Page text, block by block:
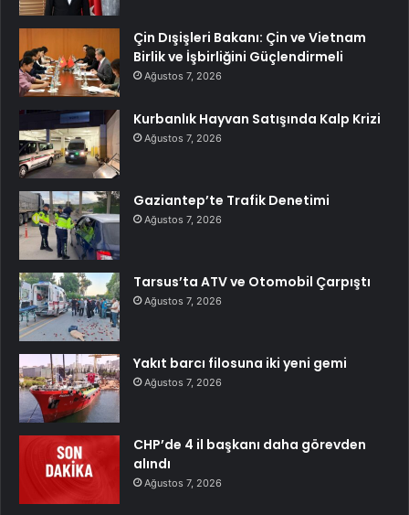
Çin Dışişleri Bakanı: Çin ve Vietnam
Birlik ve İşbirliğini Güçlendirmeli
Ağustos 7, 2026
Kurbanlık Hayvan Satışında Kalp Krizi
Ağustos 7, 2026
Gaziantep’te Trafik Denetimi
Ağustos 7, 2026
Tarsus’ta ATV ve Otomobil Çarpıştı
Ağustos 7, 2026
Yakıt barcı filosuna iki yeni gemi
Ağustos 7, 2026
CHP’de 4 il başkanı daha görevden
alındı
Ağustos 7, 2026